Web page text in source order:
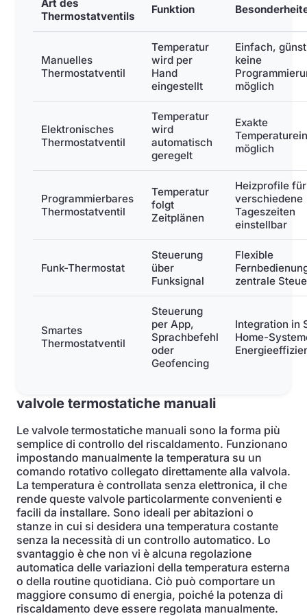
Art des
Thermostatventils
Funktion
Manuelles
Thermostatventil
Temperatur
wird per
Hand
eingestellt
Einfach,
keine
möglich
Elektronisches
Thermostatventil
Temperatur
wird
automatisch
geregelt
Exakte
möglich
Programmierbares
Thermostatventil
Temperatur
folgt
Zeitplänen
Heizprofile für
verschiedene
Tageszeiten
einstellbar
Funk-Thermostat
Steuerung
über
Funksignal
Flexible
zentrale
Smartes
Thermostatventil
Steuerung
per App,
Sprachbefehl
oder
Geofencing
Integration in
Home-
valvole termostatiche manuali
Le valvole termostatiche manuali sono la forma più
semplice di controllo del riscaldamento. Funzionano
impostando manualmente la temperatura su un
comando rotativo collegato direttamente alla valvola.
La temperatura è controllata senza elettronica, il che
rende queste valvole particolarmente convenienti e
facili da installare. Sono ideali per abitazioni o
stanze in cui si desidera una temperatura costante
senza la necessità di un controllo automatico. Lo
svantaggio è che non vi è alcuna regolazione
automatica delle variazioni della temperatura esterna
o della routine quotidiana. Ciò può comportare un
maggiore consumo di energia, poiché la potenza di
riscaldamento deve essere regolata manualmente.